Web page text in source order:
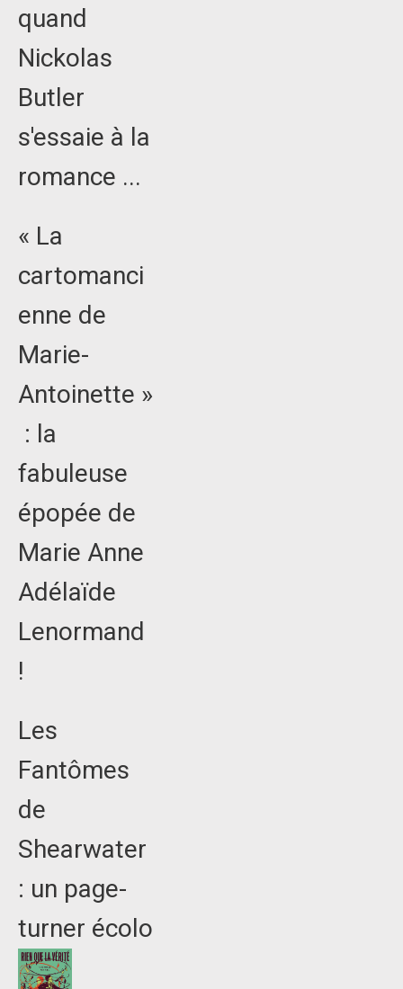
quand
Nickolas
Butler
s'essaie à la
romance ...
« La
cartomanci
enne de
Marie-
Antoinette »
: la
fabuleuse
épopée de
Marie Anne
Adélaïde
Lenormand
!
Les
Fantômes
de
Shearwater
: un page-
turner écolo